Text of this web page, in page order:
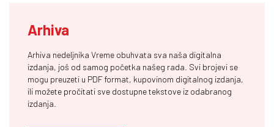
Arhiva
Arhiva nedeljnika Vreme obuhvata sva naša digitalna
izdanja, još od samog početka našeg rada. Svi brojevi se
mogu preuzeti u PDF format, kupovinom digitalnog izdanja,
ili možete pročitati sve dostupne tekstove iz odabranog
izdanja.